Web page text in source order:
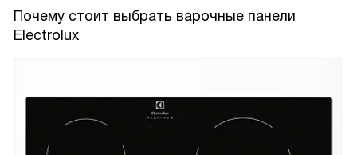
Почему стоит выбрать варочные панели
Electrolux